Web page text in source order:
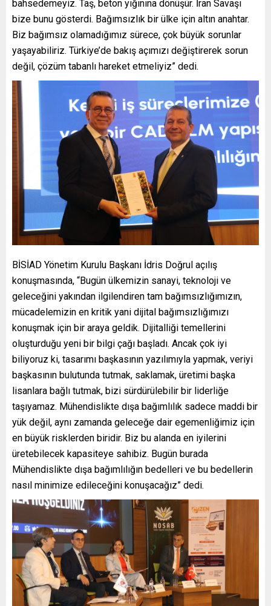
bahsedemeyiz. Taş, beton yığınına dönüşür. İran Savaşı
bize bunu gösterdi. Bağımsızlık bir ülke için altın anahtar.
Biz bağımsız olamadığımız sürece, çok büyük sorunlar
yaşayabiliriz. Türkiye’de bakış açımızı değiştirerek sorun
değil, çözüm tabanlı hareket etmeliyiz” dedi.
BİSİAD Yönetim Kurulu Başkanı İdris Doğrul açılış
konuşmasında, “Bugün ülkemizin sanayi, teknoloji ve
geleceğini yakından ilgilendiren tam bağımsızlığımızın,
mücadelemizin en kritik yani dijital bağımsızlığımızı
konuşmak için bir araya geldik. Dijitalliği temellerini
oluşturduğu yeni bir bilgi çağı başladı. Ancak çok iyi
biliyoruz ki, tasarımı başkasının yazılımıyla yapmak, veriyi
başkasının bulutunda tutmak, saklamak, üretimi başka
lisanlara bağlı tutmak, bizi sürdürülebilir bir liderliğe
taşıyamaz. Mühendislikte dışa bağımlılık sadece maddi bir
yük değil, aynı zamanda geleceğe dair egemenliğimiz için
en büyük risklerden biridir. Biz bu alanda en iyilerini
üretebilecek kapasiteye sahibiz. Bugün burada
Mühendislikte dışa bağımlılığın bedelleri ve bu bedellerin
nasıl minimize edileceğini konuşacağız” dedi.